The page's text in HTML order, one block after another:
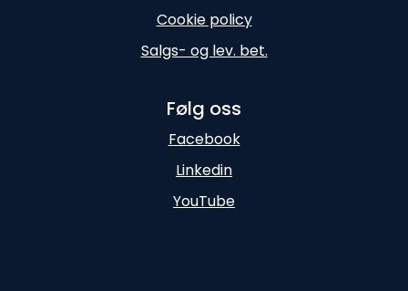
Cookie policy
Salgs- og lev. bet.
Følg oss
Facebook
Linkedin
YouTube